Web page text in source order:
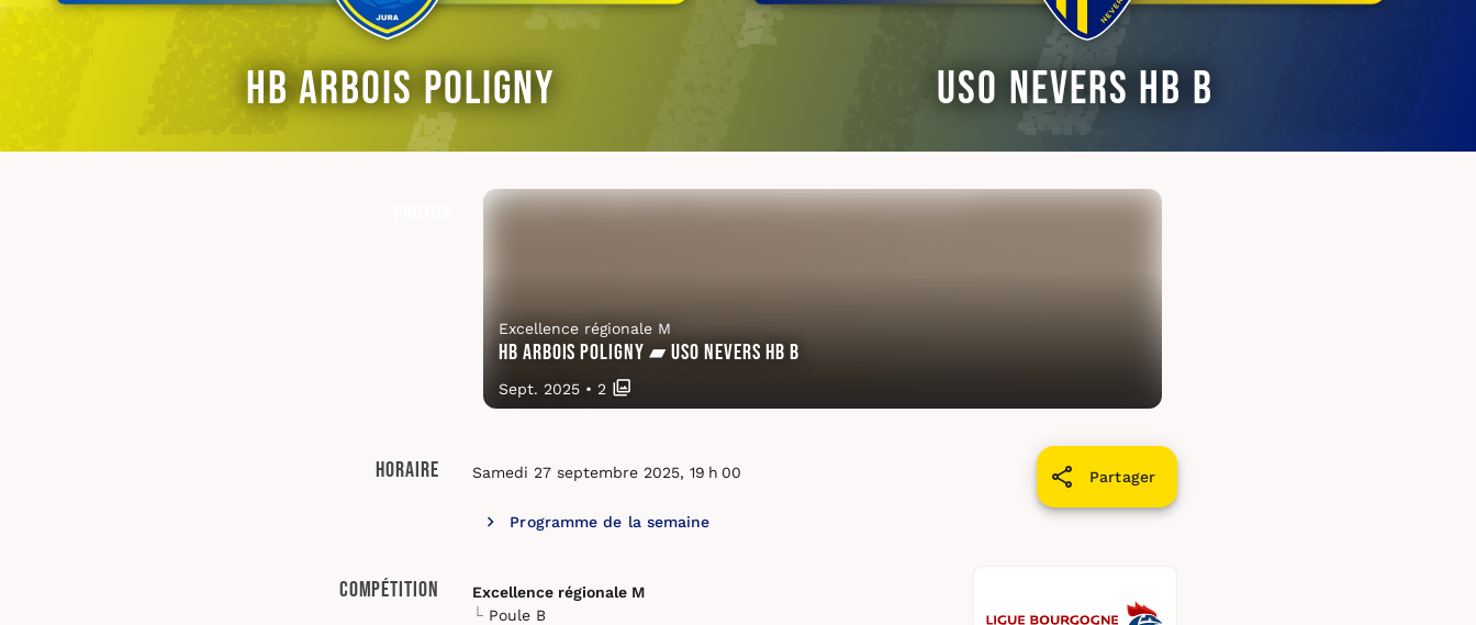
HB Arbois Poligny USO Nevers HB B
Excellence régionale M
HB Arbois Poligny ▰ USO Nevers HB B
Sept. 2025• 2
Horaire Partager
Samedi 27 septembre 2025, 19 h 00
Programme de la semaine
Compétition
Excellence régionale M
Poule B